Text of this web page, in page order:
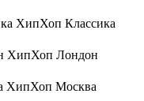
Классика
Лондон
Москва